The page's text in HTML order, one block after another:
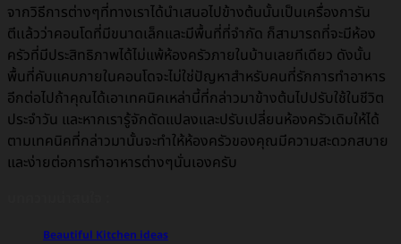
จากวิธีการต่างๆที่ทางเราได้นำเสนอไปข้างต้นนั้นเป็นเครื่องการัน
ตีเเล้วว่าคอนโดที่มีขนาดเล็กและมีพื้นที่ที่จำกัด ก็สามารถที่จะมีห้อง
ครัวที่มีประสิทธิภาพได้ไม่แพ้ห้องครัวภายในบ้านเลยทีเดียว ดังนั้น
พื้นที่คับแคบภายในคอนโดจะไม่ใช่ปัญหาสำหรับคนที่รักการทำอาหาร
อีกต่อไปถ้าคุณได้เอาเทคนิคเหล่านี้ที่กล่าวมาข้างต้นไปปรับใช้ในชีวิต
ประจำวัน และหากเรารู้จักดัดแปลงและปรับเปลี่ยนห้องครัวเดิมให้ได้
ตามเทคนิคที่กล่าวมานั้นจะทำให้ห้องครัวของคุณมีความสะดวกสบาย
และง่ายต่อการทำอาหารต่างๆนั่นเองครับ
Beautiful Kitchen ideas